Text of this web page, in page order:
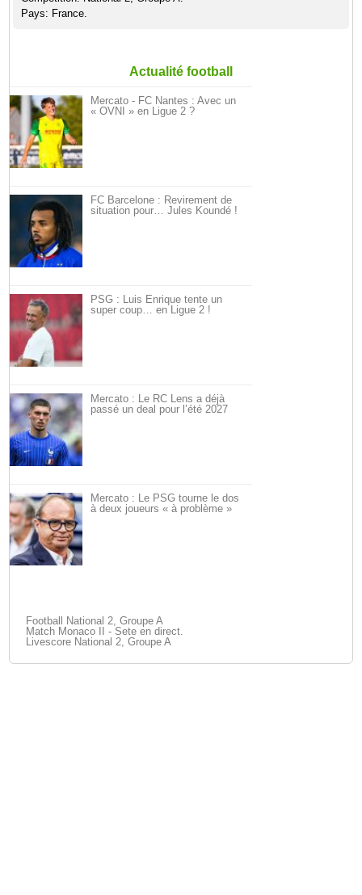
Pays: France.
Actualité football
Mercato - FC Nantes : Avec un
« OVNI » en Ligue 2 ?
FC Barcelone : Revirement de
situation pour… Jules Koundé !
PSG : Luis Enrique tente un
super coup… en Ligue 2 !
Mercato : Le RC Lens a déjà
passé un deal pour l’été 2027
Mercato : Le PSG tourne le dos
à deux joueurs « à problème »
Football National 2, Groupe A
Match Monaco II - Sete en direct.
Livescore National 2, Groupe A